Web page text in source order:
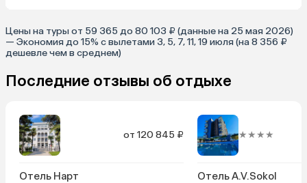
Цены на туры от 59 365 до 80 103 ₽ (данные на 25 мая 2026)
— Экономия до 15% с вылетами 3, 5, 7, 11, 19 июля (на 8 356 ₽
дешевле чем в среднем)
Последние отзывы об отдыхе
от 120 845 ₽
Отель Нарт
★★★★
Отель A.V.Sokol